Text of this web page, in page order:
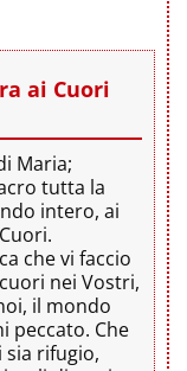
ai Cuori
Maria;
tutta la
intero, ai
che vi faccio
nei Vostri,
il mondo
peccato. Che
sia rifugio,